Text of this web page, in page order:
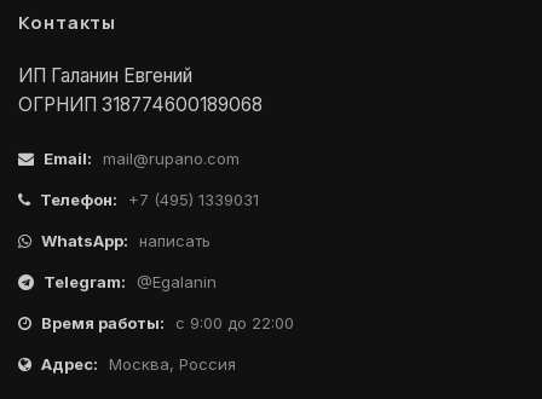
Контакты
ИП Галанин Евгений
ОГРНИП 318774600189068
Email: mail@rupano.com
Телефон: +7 (495) 1339031
WhatsApp: написать
Telegram: @Egalanin
Время работы: с 9:00 до 22:00
Адрес: Москва, Россия